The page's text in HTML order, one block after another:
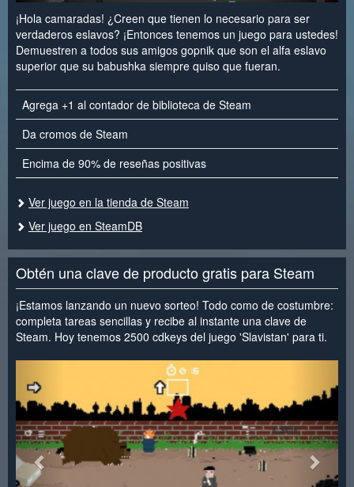
¡Hola camaradas! ¿Creen que tienen lo necesario para ser
verdaderos eslavos? ¡Entonces tenemos un juego para ustedes!
Demuestren a todos sus amigos gopnik que son el alfa eslavo
superior que su babushka siempre quiso que fueran.
Agrega +1 al contador de biblioteca de Steam
Da cromos de Steam
Encima de 90% de reseñas positivas
Ver juego en la tienda de Steam
Ver juego en SteamDB
Obtén una clave de producto gratis para Steam
¡Estamos lanzando un nuevo sorteo! Todo como de costumbre:
completa tareas sencillas y recibe al instante una clave de
Steam. Hoy tenemos 2500 cdkeys del juego 'Slavistan' para ti.